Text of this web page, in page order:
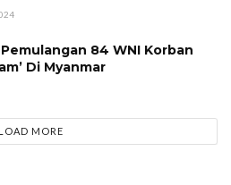
84 WNI Korban
Di Myanmar
LOAD MORE